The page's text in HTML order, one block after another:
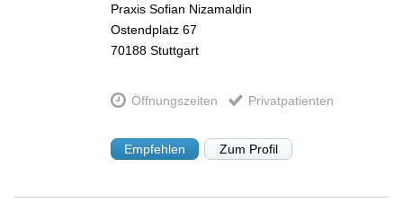
Praxis Sofian Nizamaldin
Ostendplatz 67
70188 Stuttgart
Öffnungszeiten Privatpatienten
Empfehlen Zum Profil